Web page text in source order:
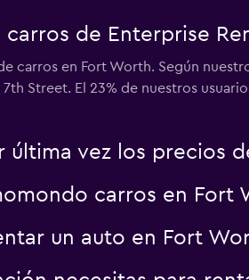
de Enterprise
carros en Fort Worth. Según
Street. El 23% de nuestros
vez los precios
carros en Fort
un auto en Fort